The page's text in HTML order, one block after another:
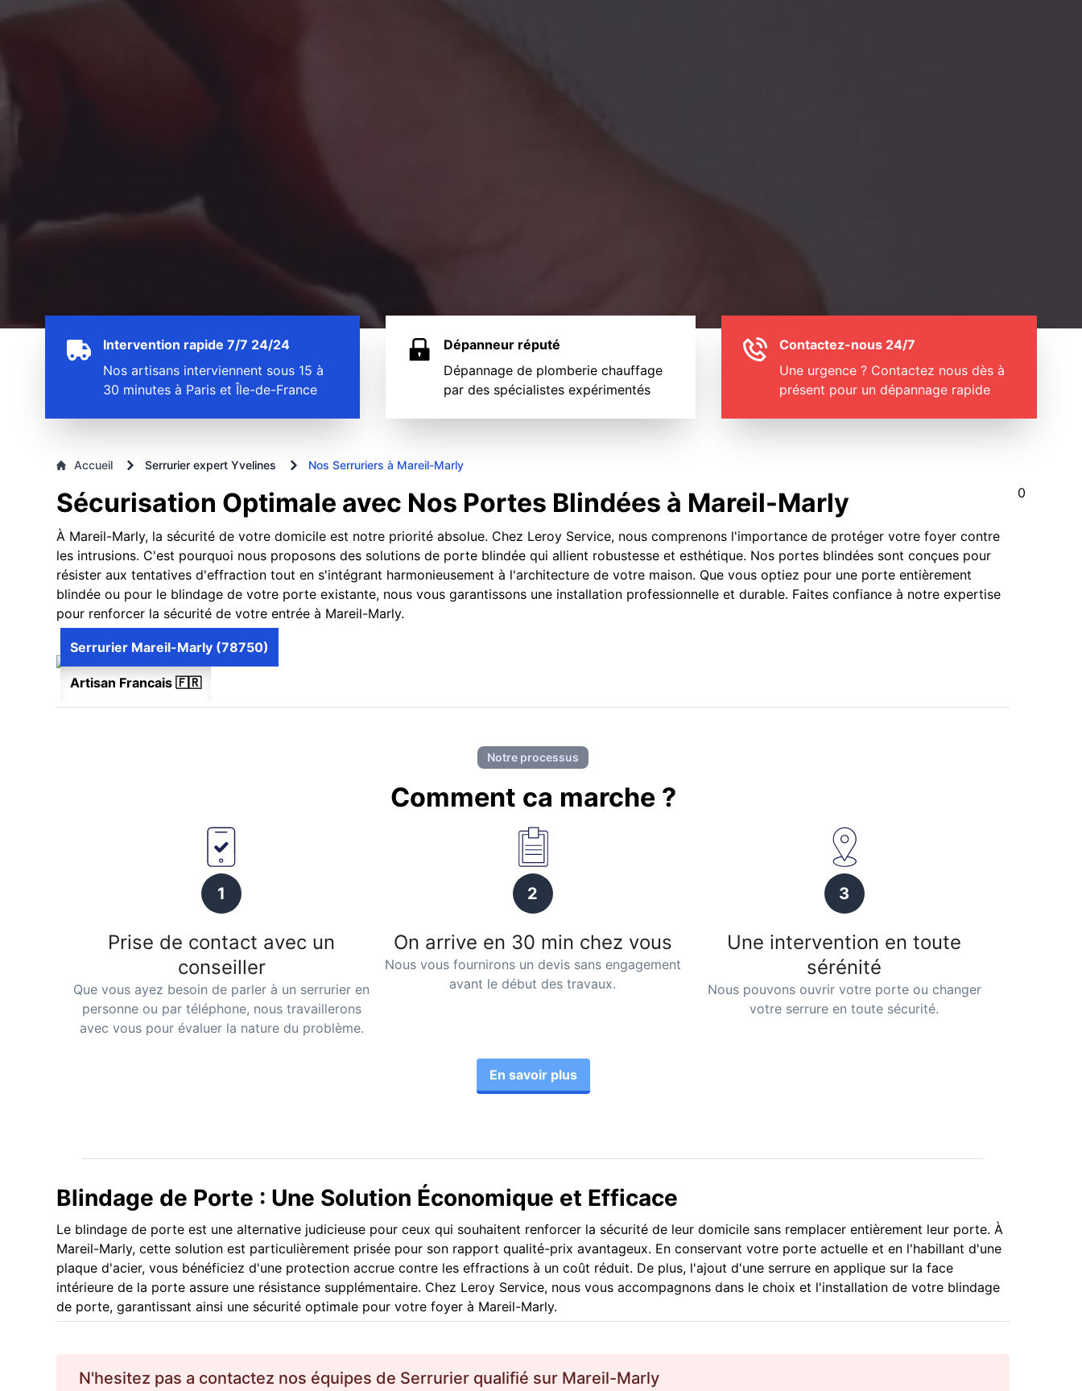
Intervention rapide 7/7 24/24
Nos artisans interviennent sous 15 à
30 minutes à Paris et Île-de-France
Dépanneur réputé
Dépannage de plomberie chauffage
par des spécialistes expérimentés
Contactez-nous 24/7
Une urgence ? Contactez nous dès à
présent pour un dépannage rapide
Accueil Serrurier expert Yvelines Nos Serruriers à Mareil-Marly
Sécurisation Optimale avec Nos Portes Blindées à Mareil-Marly
À Mareil-Marly, la sécurité de votre domicile est notre priorité absolue. Chez Leroy Service, nous comprenons l'importance de protéger votre foyer contre
les intrusions. C'est pourquoi nous proposons des solutions de porte blindée qui allient robustesse et esthétique. Nos portes blindées sont conçues pour
résister aux tentatives d'effraction tout en s'intégrant harmonieusement à l'architecture de votre maison. Que vous optiez pour une porte entièrement
blindée ou pour le blindage de votre porte existante, nous vous garantissons une installation professionnelle et durable. Faites confiance à notre expertise
pour renforcer la sécurité de votre entrée à Mareil-Marly.
Artisan Francais 🇫🇷
Serrurier Mareil-Marly (78750)
Notre processus
Comment ca marche ?
1
Prise de contact avec un
conseiller
Que vous ayez besoin de parler à un serrurier en
personne ou par téléphone, nous travaillerons
avec vous pour évaluer la nature du problème.
2
On arrive en 30 min chez vous
Nous vous fournirons un devis sans engagement
avant le début des travaux.
3
Une intervention en toute
sérénité
Nous pouvons ouvrir votre porte ou changer
votre serrure en toute sécurité.
En savoir plus
Blindage de Porte : Une Solution Économique et Efficace
Le blindage de porte est une alternative judicieuse pour ceux qui souhaitent renforcer la sécurité de leur domicile sans remplacer entièrement leur porte. À
Mareil-Marly, cette solution est particulièrement prisée pour son rapport qualité-prix avantageux. En conservant votre porte actuelle et en l'habillant d'une
plaque d'acier, vous bénéficiez d'une protection accrue contre les effractions à un coût réduit. De plus, l'ajout d'une serrure en applique sur la face
intérieure de la porte assure une résistance supplémentaire. Chez Leroy Service, nous vous accompagnons dans le choix et l'installation de votre blindage
de porte, garantissant ainsi une sécurité optimale pour votre foyer à Mareil-Marly.
N'hesitez pas a contactez nos équipes de Serrurier qualifié sur Mareil-Marly
0